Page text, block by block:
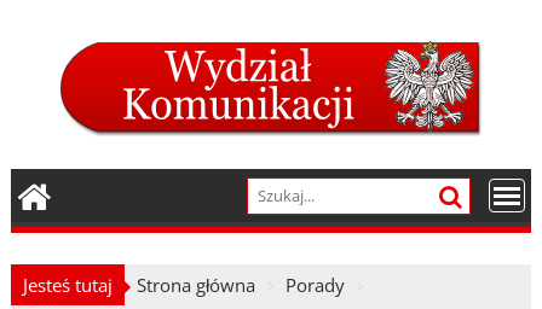
Jesteś tutaj Strona główna
Porady